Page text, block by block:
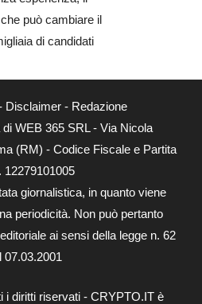
può cambiare il
di candidati
Disclaimer - Redazione
WEB 365 SRL - Via Nicola
(RM) - Codice Fiscale e Partita
12279101005
giornalistica, in quanto viene
periodicità. Non può pertanto
ai sensi della legge n. 62
07.03.2001
i diritti riservati - CRYPTO.IT è